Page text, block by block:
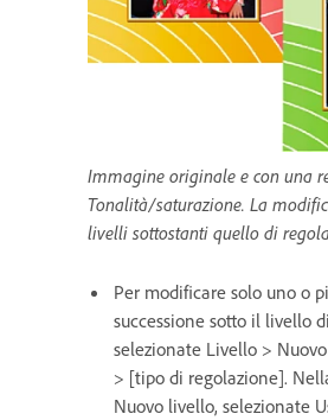
Immagine originale e con una
Tonalità/saturazione. La
livelli sottostanti quello di
Per modificare solo uno o
successione sotto il livello
selezionate Livello >
> [tipo di regolazione].
Nuovo livello, selezionate